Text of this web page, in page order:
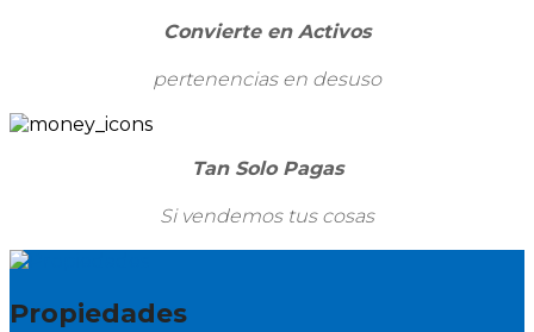
Convierte en Activos
pertenencias en desuso
Tan Solo Pagas
Si vendemos tus cosas
Propiedades